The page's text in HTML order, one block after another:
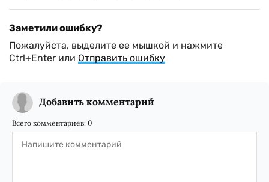
Заметили ошибку?
Пожалуйста, выделите ее мышкой и нажмите
Ctrl+Enter или Отправить ошибку
Добавить комментарий
Всего комментариев: 0